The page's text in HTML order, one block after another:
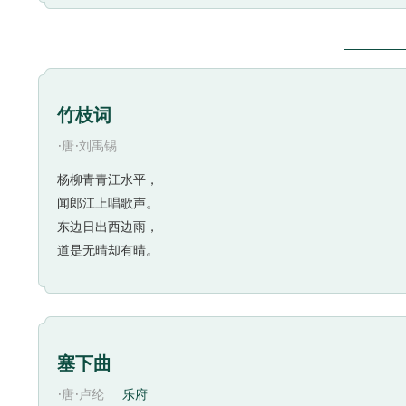
氛，增加历史色彩。有了这样的修饰限定，使得时间
生不老的仙家主旨暗中契合，特别适宜观赏道观的题
颈联诗意一转，正合“起承转合”的构思要求。从景
倾诉观感，写的是游赏观景时内心的体验。景物是疏
驳的树影遮掩着大殿的祭坛，四下里一派寂静；细弱
人公对出世生活的悠然向往。
尾联收结全诗，从构思上说，正符合“合”的要求。
者对闲适生活的向往。此地名称“仙游”，这一结语显得
基本特点。其写法平实规范，但又笔势灵活，如视角
十分顺畅。
竹枝词
·唐·刘禹锡
杨柳青青江水平，
闻郎江上唱歌声。
东边日出西边雨，
道是无晴却有晴。
塞下曲
·唐·卢纶 乐府